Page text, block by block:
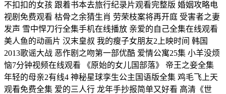
不扣扣的女孩 跟着书本去旅行纪录片观看完整版 婚姻攻略电
视剧免费观看 枯骨之余猜生肖 劳荣枝案将再开庭 受害者之妻
发声 雪中悍刀行全集手机在线播放 亲爱的自己全集在线观看
美人鱼的动画片 汉末皇叔 我的瘦子女朋友2上映时间 韩国
2013歌谣大战 恶作剧之吻第一部优酷 爱情公寓25集 小羊没烦
恼7分钟视频在线观看 《原始的女儿国部落》 帝王之妾全集
年轻的母亲2有线4 神秘星球孪生公主国语版全集 鸡毛飞上天
观看免费全集 爱的三人行 龙年手抄报简单又好看 高清《世